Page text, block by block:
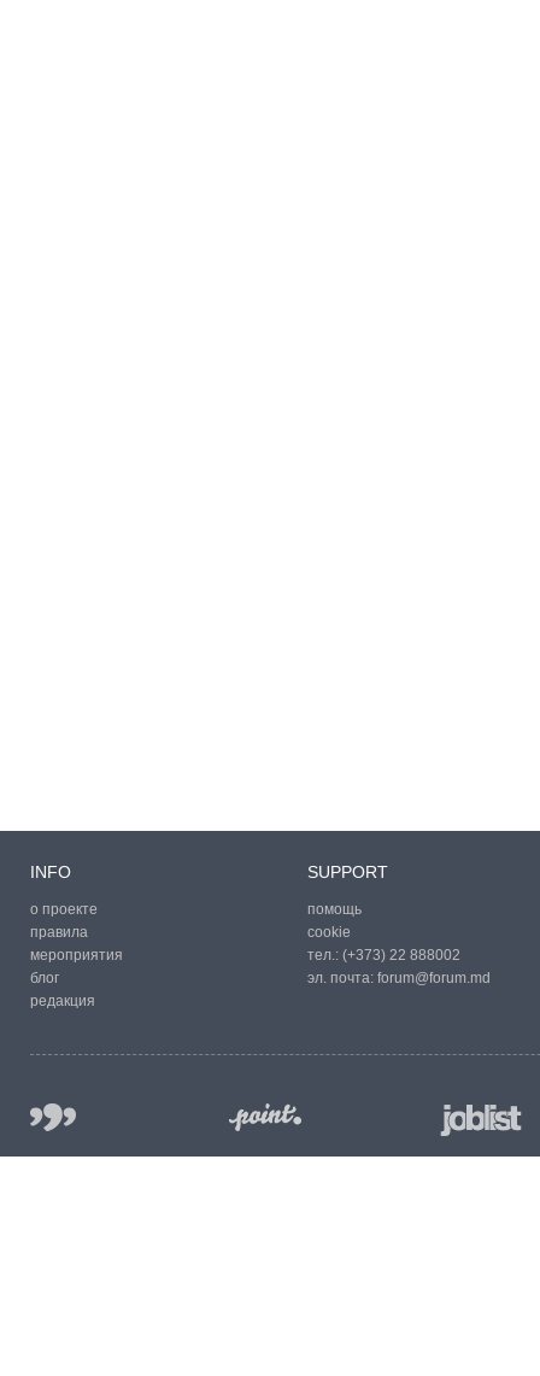
INFO
о проекте
правила
мероприятия
блог
редакция
SUPPORT
помощь
cookie
тел.: (+373) 22 888002
эл. почта: forum@forum.md